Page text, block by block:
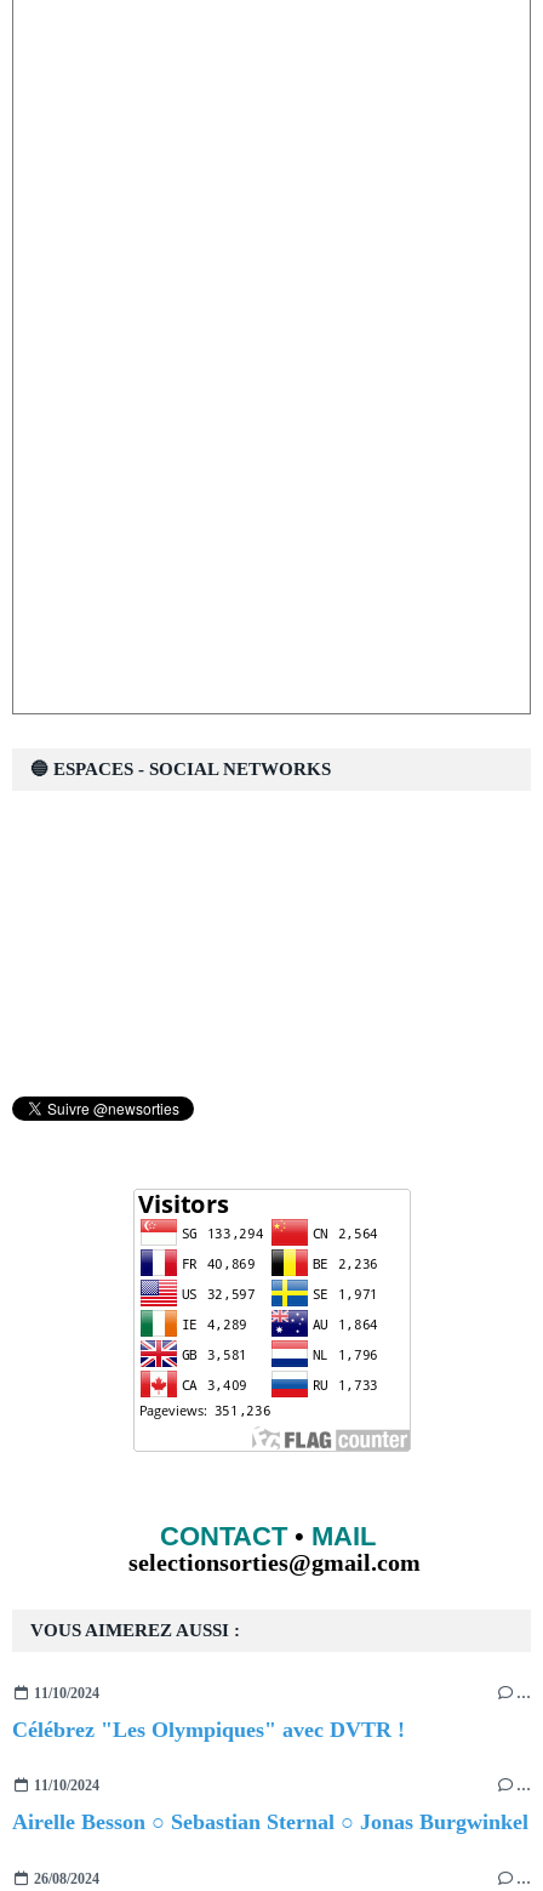
VOUS AIMEREZ AUSSI :
11/10/2024 …
Célébrez "Les Olympiques" avec DVTR !
11/10/2024 …
Airelle Besson ○ Sebastian Sternal ○ Jonas Burgwinkel
26/08/2024 …
🔵 ESPACES - SOCIAL NETWORKS
CONTACT• MAIL
selectionsorties@gmail.com